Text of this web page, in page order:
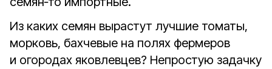
Из каких семян вырастут лучшие томаты,
морковь, бахчевые на полях фермеров
и огородах яковлевцев? Непростую задачку